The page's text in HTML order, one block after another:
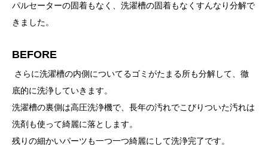
パルセーターの固着もなく、洗濯槽の固着もなくすんなり分解で
きました。
BEFORE
さらに洗濯槽の内側についてるゴミがたまる所も分解して、徹
底的に洗浄していきます。
洗濯槽の裏側は高圧洗浄機で、長年の汚れでこびりついた汚れは
洗剤も使って綺麗に落とします。
残りの細かいパーツも一つ一つ綺麗にして洗浄完了です。